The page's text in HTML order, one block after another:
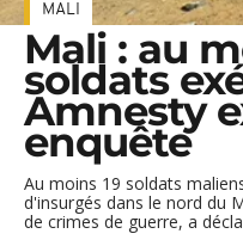
MALI
Mali : au
soldats
Amnesty
enquête
Au moins 19 soldats
d'insurgés dans le nord du
de crimes de guerre, a